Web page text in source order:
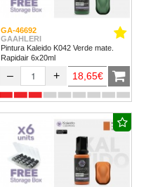
GA-46692
GAAHLERI
Pintura Kaleido K042 Verde mate.
Rapidair 6x20ml
– + 18,65€